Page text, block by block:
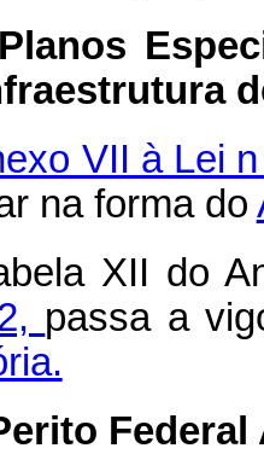
VII à Lei
na forma do
XII do
passa a
Federal